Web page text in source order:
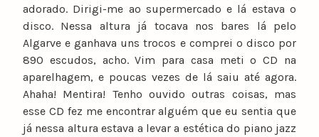
adorado. Dirigi-me ao supermercado e lá estava o
disco. Nessa altura já tocava nos bares lá pelo
Algarve e ganhava uns trocos e comprei o disco por
890 escudos, acho. Vim para casa meti o CD na
aparelhagem, e poucas vezes de lá saiu até agora.
Ahaha! Mentira! Tenho ouvido outras coisas, mas
esse CD fez me encontrar alguém que eu sentia que
já nessa altura estava a levar a estética do piano jazz